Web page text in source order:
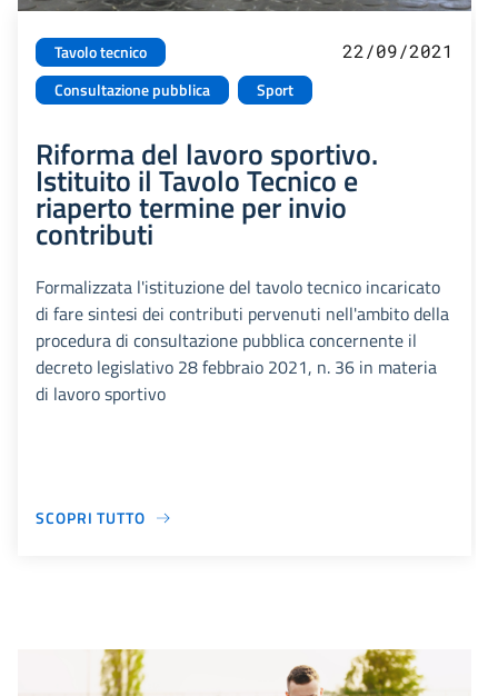
Tavolo tecnico
Consultazione pubblica
Sport
22/09/2021
Riforma del lavoro sportivo.
Istituito il Tavolo Tecnico e
riaperto termine per invio
contributi
Formalizzata l'istituzione del tavolo tecnico incaricato
di fare sintesi dei contributi pervenuti nell'ambito della
procedura di consultazione pubblica concernente il
decreto legislativo 28 febbraio 2021, n. 36 in materia
di lavoro sportivo
SCOPRI TUTTO